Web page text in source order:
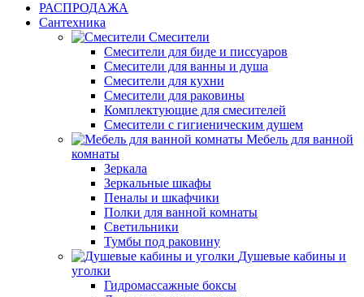
РАСПРОДАЖА
Сантехника
Смесители
Смесители для биде и писсуаров
Смесители для ванны и душа
Смесители для кухни
Смесители для раковины
Комплектующие для смесителей
Смесители с гигиеническим душем
Мебель для ванной
комнаты
Зеркала
Зеркальные шкафы
Пеналы и шкафчики
Полки для ванной комнаты
Светильники
Тумбы под раковину
Душевые кабины и
уголки
Гидромассажные боксы